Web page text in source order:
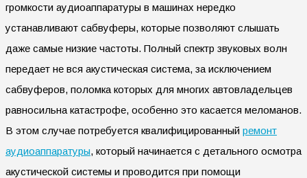
громкости аудиоаппаратуры в машинах нередко
устанавливают сабвуферы, которые позволяют слышать
даже самые низкие частоты. Полный спектр звуковых волн
передает не вся акустическая система, за исключением
сабвуферов, поломка которых для многих автовладельцев
равносильна катастрофе, особенно это касается меломанов.
В этом случае потребуется квалифицированный ремонт
аудиоаппаратуры, который начинается с детального осмотра
акустической системы и проводится при помощи